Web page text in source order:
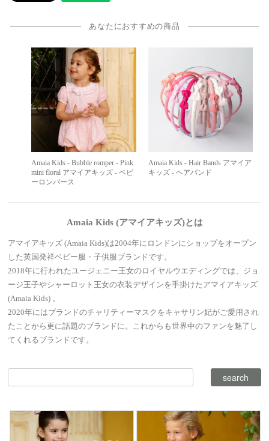
あなたにおすすめの商品
Amaia Kids - Bubble romper - Pink
mini floral アマイアキッズ - ベビ
ーロンパース
Amaia Kids - Hair Bands アマイア
キッズ - ヘアバンド
Amaia Kids (アマイアキッズ)とは
アマイアキッズ (Amaia Kids)は2004年にロンドンにショップをオープン
した英国発祥ベビー服・子供服ブランドです。
2018年に行われたユージェニー王女のロイヤルウエディングでは、ジョ
ージ王子やシャーロット王女の衣装デザインを手掛けたアマイアキッズ
(Amaia Kids) 。
2020年にはブランドのチャリティーマスクをキャサリン妃がご愛用され
たことから更に話題のブランドに。これからも世界中のファンを魅了し
てくれるブランドです。